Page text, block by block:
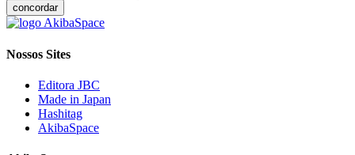
concordar
Nossos Sites
Editora JBC
Made in Japan
Hashitag
AkibaSpace